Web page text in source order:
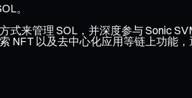
。
式来管理 SOL，并深度参与 Sonic
NFT 以及去中心化应用等链上功能